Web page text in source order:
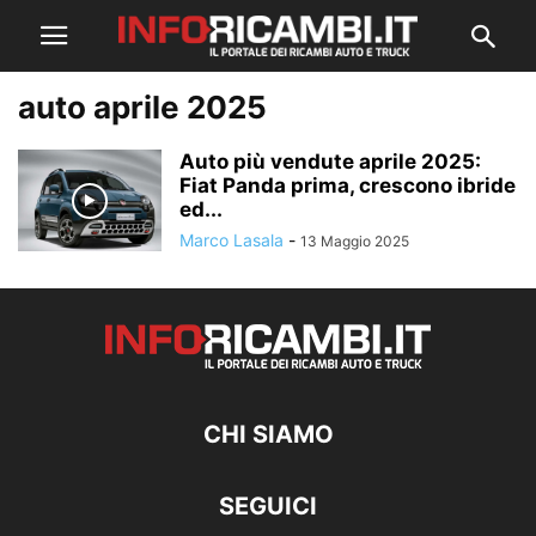
auto aprile 2025
Auto più vendute aprile 2025:
Fiat Panda prima, crescono ibride
ed...
Marco Lasala - 13 Maggio 2025
CHI SIAMO
SEGUICI